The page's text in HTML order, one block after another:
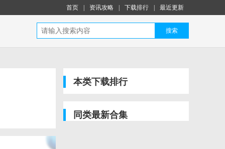
首页 资讯攻略 下载排行 最近更新
搜索
本类下载排行
同类最新合集